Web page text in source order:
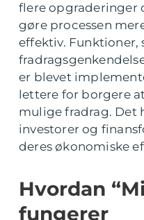
flere opgraderinger
gøre processen
effektiv. Funktioner,
er blevet
lettere for borgere
mulige fradrag.
investorer og
deres økonomiske
Hvordan
fungerer